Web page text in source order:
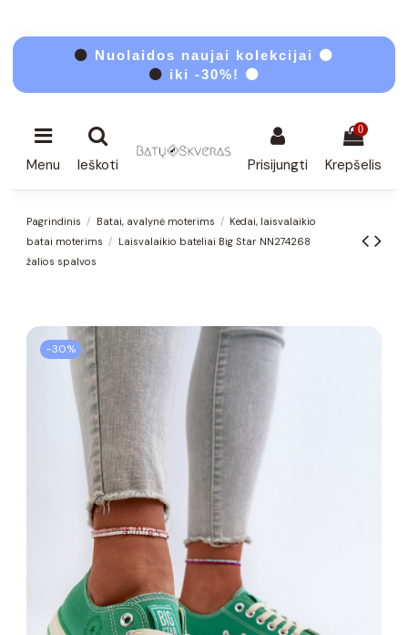
⚫ Nuolaidos naujai kolekcijai ⚫
⚫ iki -30%! ⚫
Menu Ieškoti Prisijungti
0
Krepšelis
Pagrindinis Batai, avalynė moterims
Kedai, laisvalaikio
batai moterims
Laisvalaikio bateliai Big Star NN274268
žalios spalvos
−30%